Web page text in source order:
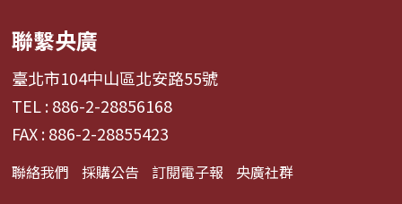
聯繫央廣
臺北市104中山區北安路55號
TEL : 886-2-28856168
FAX : 886-2-28855423
聯絡我們 採購公告 訂閱電子報 央廣社群